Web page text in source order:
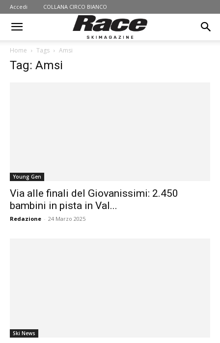
Accedi COLLANA CIRCO BIANCO
Home Tags Amsi
Tag: Amsi
Young Gen
Via alle finali del Giovanissimi: 2.450
bambini in pista in Val...
Redazione - 24 Marzo 2025
Ski News